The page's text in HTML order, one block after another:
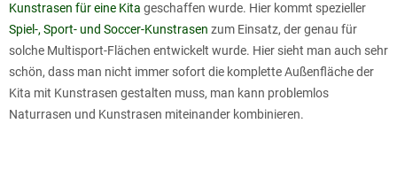
Kunstrasen für eine Kita geschaffen wurde. Hier kommt spezieller
Spiel-, Sport- und Soccer-Kunstrasen zum Einsatz, der genau für
solche Multisport-Flächen entwickelt wurde. Hier sieht man auch sehr
schön, dass man nicht immer sofort die komplette Außenfläche der
Kita mit Kunstrasen gestalten muss, man kann problemlos
Naturrasen und Kunstrasen miteinander kombinieren.